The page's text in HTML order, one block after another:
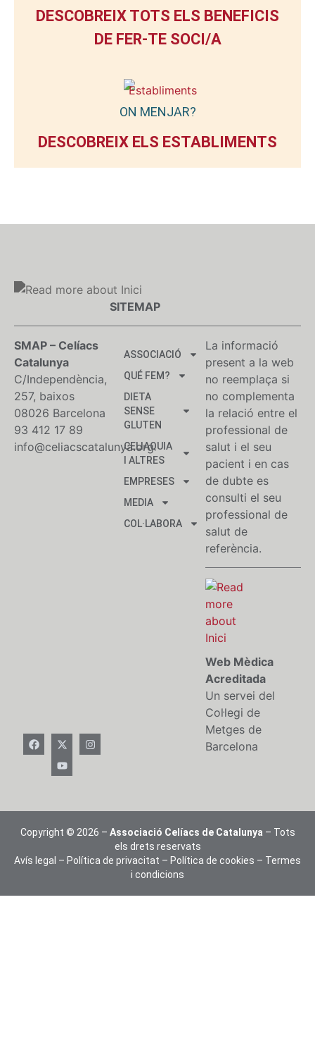
DESCOBREIX TOTS ELS BENEFICIS
DE FER-TE SOCI/A
ON MENJAR?
DESCOBREIX ELS ESTABLIMENTS
SMAP – Celíacs
Catalunya
C/Independència,
257, baixos
08026 Barcelona
93 412 17 89
info@celiacscatalunya.org
SITEMAP
ASSOCIACIÓ
QUÉ FEM?
DIETA
SENSE
GLUTEN
CELIAQUIA
I ALTRES
EMPRESES
MEDIA
COL·LABORA
La informació
present a la web
no reemplaça si
no complementa
la relació entre el
professional de
salut i el seu
pacient i en cas
de dubte es
consulti el seu
professional de
salut de
referència.
Web Mèdica
Acreditada
Un servei del
Col·legi de
Metges de
Barcelona
Copyright © 2026 – Associació Celíacs de Catalunya – Tots
els drets reservats
Avís legal – Política de privacitat – Política de cookies – Termes
i condicions